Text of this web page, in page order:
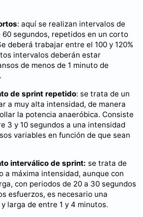
: aquí se realizan intervalos de
segundos, repetidos en un corto
deberá trabajar entre el 100 y 120%
intervalos deberán estar
de menos de 1 minuto de
de sprint repetido: se trata de un
a muy alta intensidad, de manera
la potencia anaeróbica. Consiste
3 y 10 segundos a una intensidad
variables en función de que sean
interválico de sprint: se trata de
a máxima intensidad, aunque con
con periodos de 20 a 30 segundos
esfuerzos, es necesario una
larga de entre 1 y 4 minutos.